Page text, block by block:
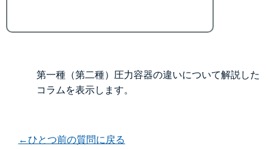
第一種（第二種）圧力容器の違いについて解説した
コラムを表示します。
←ひとつ前の質問に戻る